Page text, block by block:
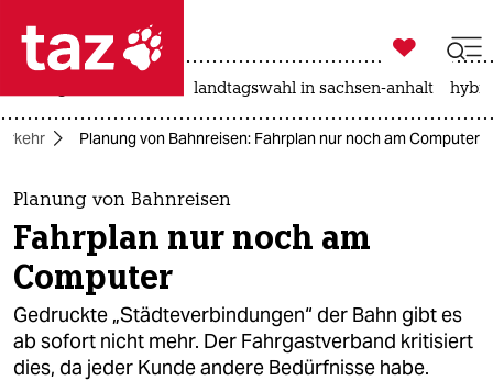
 taz zahl ich
taz zahl ich
themen
politik
öko
gesellschaft

taz zahl ich
landtagswahl in sachsen-anhalt
Planung von Bahnreisen: Fahrplan nur noch am Computer
Planung von Bahnreisen
Fahrplan nur noch am
Computer
Gedruckte „Städteverbindungen“ der Bahn gibt es
ab sofort nicht mehr. Der Fahrgastverband kritisiert
dies, da jeder Kunde andere Bedürfnisse habe.